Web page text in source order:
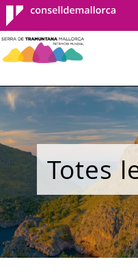
Consell de
Mallorca
Totes